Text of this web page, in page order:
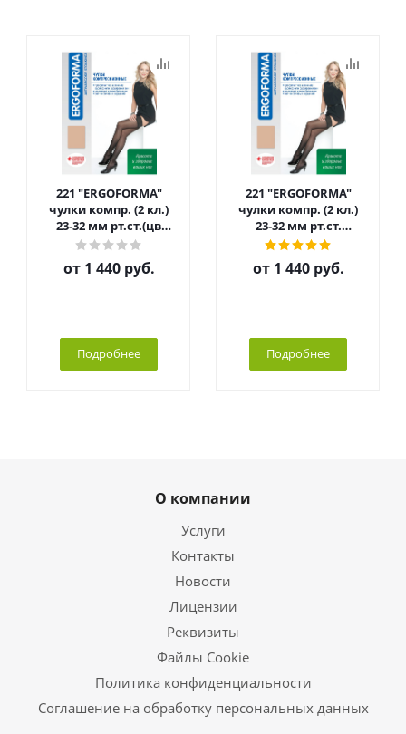
221 "ERGOFORMA"
чулки компр. (2 кл.)
23-32 мм рт.ст.(цв
бронза)
от 1 440 руб.
Подробнее
221 "ERGOFORMA"
чулки компр. (2 кл.)
23-32 мм рт.ст.
(цв.черный)
от 1 440 руб.
Подробнее
О компании
Услуги
Контакты
Новости
Лицензии
Реквизиты
Файлы Cookie
Политика конфиденциальности
Соглашение на обработку персональных данных